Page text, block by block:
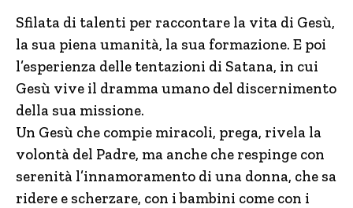
Sfilata di talenti per raccontare la vita di Gesù,
la sua piena umanità, la sua formazione. E poi
l’esperienza delle tentazioni di Satana, in cui
Gesù vive il dramma umano del discernimento
della sua missione.
Un Gesù che compie miracoli, prega, rivela la
volontà del Padre, ma anche che respinge con
serenità l’innamoramento di una donna, che sa
ridere e scherzare, con i bambini come con i